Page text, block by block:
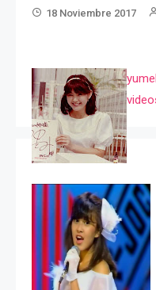
18 Noviembre 2017